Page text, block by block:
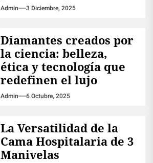
Admin 3 Diciembre, 2025
Diamantes creados por
la ciencia: belleza,
ética y tecnología que
redefinen el lujo
Admin 6 Octubre, 2025
La Versatilidad de la
Cama Hospitalaria de 3
Manivelas